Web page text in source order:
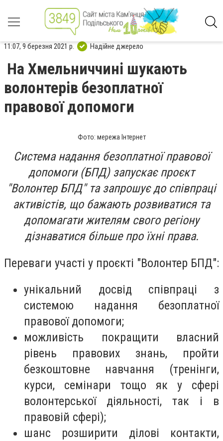
11:07, 9 березня 2021 р. Надійне джерело
На Хмельниччині шукають
волонтерів безоплатної
правової допомоги
Фото: мережа Інтернет
Система надання безоплатної правової
допомоги (БПД) запускає проєкт
"Волонтер БПД" та запрошує до співпраці
активістів, що бажають розвиватися та
допомагати жителям свого регіону
дізнаватися більше про їхні права.
Переваги участі у проєкті "Волонтер БПД":
унікальний досвід співпраці з
системою надання безоплатної
правової допомоги;
можливість покращити власний
рівень правових знань, пройти
безкоштовне навчання (тренінги,
курси, семінари тощо як у сфері
волонтерської діяльності, так і в
правовій сфері);
шанс розширити ділові контакти,